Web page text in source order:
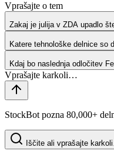
Vprašajte o tem
Zakaj je julija v ZDA upadlo
Katere tehnološke delnice so
Kdaj bo naslednja odločitev
StockBot pozna 80,000+
Iščite ali vprašajte